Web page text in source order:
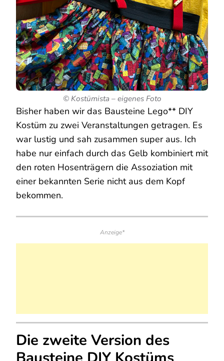
© Kostümista – eigenes Foto
Bisher haben wir das Bausteine Lego** DIY
Kostüm zu zwei Veranstaltungen getragen. Es
war lustig und sah zusammen super aus. Ich
habe nur einfach durch das Gelb kombiniert mit
den roten Hosenträgern die Assoziation mit
einer bekannten Serie nicht aus dem Kopf
bekommen.
Anzeige*
Die zweite Version des